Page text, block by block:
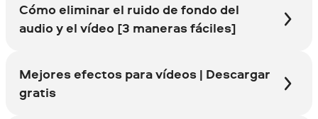
Cómo eliminar el ruido de fondo del
audio y el vídeo [3 maneras fáciles]
Mejores efectos para vídeos | Descargar
gratis